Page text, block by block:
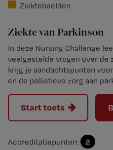
Ziektebeelden
Ziekte van Parkinson
In deze Nursing Challenge
veelgestelde vragen over de
krijg je aandachtspunten
en de palliatieve zorg aan
Start toets
Accreditatiepunten: 2